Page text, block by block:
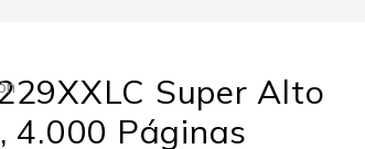
Super Alto
4.000 Páginas